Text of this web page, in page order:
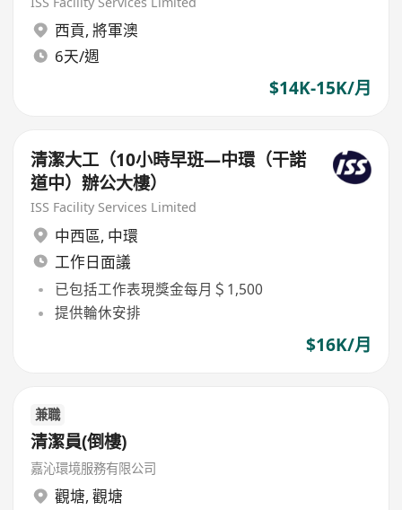
西貢, 將軍澳
6天/週
$14K-15K/月
清潔大工（10小時早班—中環（干諾
道中）辦公大樓）
ISS Facility Services Limited
中西區, 中環
工作日面議
已包括工作表現獎金每月＄1,500
提供輪休安排
$16K/月
兼職
清潔員(倒樓)
嘉沁環境服務有限公司
觀塘, 觀塘